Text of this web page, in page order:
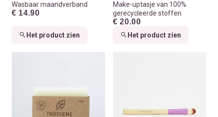
Wasbaar maandverband
€ 14.90
Het product zien
Make-uptasje van 100%
gerecycleerde stoffen
€ 20.00
Het product zien